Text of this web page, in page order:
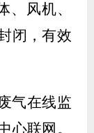
、风机、
闭，有效
气在线监
心联网。